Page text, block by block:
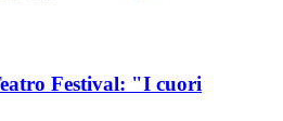
Festival: "I cuori